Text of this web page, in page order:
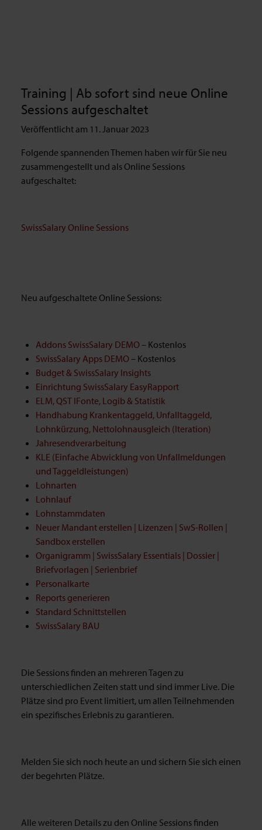
Training | Ab sofort sind neue Online
Sessions aufgeschaltet
Veröffentlicht am 11. Januar 2023
Folgende spannenden Themen haben wir für Sie neu
zusammengestellt und als Online Sessions
aufgeschaltet:
SwissSalary Online Sessions
Neu aufgeschaltete Online Sessions:
Addons SwissSalary DEMO– Kostenlos
SwissSalary Apps DEMO– Kostenlos
Budget & SwissSalary Insights
Einrichtung SwissSalary EasyRapport
ELM, QST IFonte, Logib & Statistik
Handhabung Krankentaggeld, Unfalltaggeld,
Lohnkürzung, Nettolohnausgleich (Iteration)
Jahresendverarbeitung
KLE (Einfache Abwicklung von Unfallmeldungen
und Taggeldleistungen)
Lohnarten
Lohnlauf
Lohnstammdaten
Neuer Mandant erstellen | Lizenzen | SwS-Rollen |
Sandbox erstellen
Organigramm | SwissSalary Essentials | Dossier |
Briefvorlagen | Serienbrief
Personalkarte
Reports generieren
Standard Schnittstellen
SwissSalary BAU
Die Sessions finden an mehreren Tagen zu
unterschiedlichen Zeiten statt und sind immer Live. Die
Plätze sind pro Event limitiert, um allen Teilnehmenden
ein spezifisches Erlebnis zu garantieren.
Melden Sie sich noch heute an und sichern Sie sich einen
der begehrten Plätze.
Alle weiteren Details zu den Online Sessions finden